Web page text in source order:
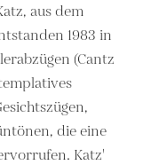
aus dem
1983 in
(Cantz
die eine
Katz'